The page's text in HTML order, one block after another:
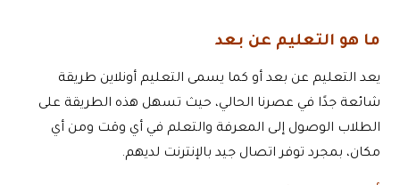
ما هو التعليم عن بعد
يعد التعليم عن بعد أو كما يسمى التعليم أونلاين طريقة
شائعة جدًا في عصرنا الحالي، حيث تسهل هذه الطريقة على
الطلاب الوصول إلى المعرفة والتعلم في أي وقت ومن أي
مكان، بمجرد توفر اتصال جيد بالإنترنت لديهم.